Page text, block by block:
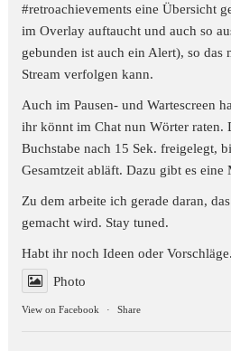
#retroachievements eine Übersicht
im Overlay auftaucht und auch so
gebunden ist auch ein Alert), so das
Stream verfolgen kann.
Auch im Pausen- und Wartescreen
ihr könnt im Chat nun Wörter raten.
Buchstabe nach 15 Sek. freigelegt,
Gesamtzeit abläft. Dazu gibt es eine
Zu dem arbeite ich gerade daran,
gemacht wird. Stay tuned.
Habt ihr noch Ideen oder
Photo
View on Facebook · Share